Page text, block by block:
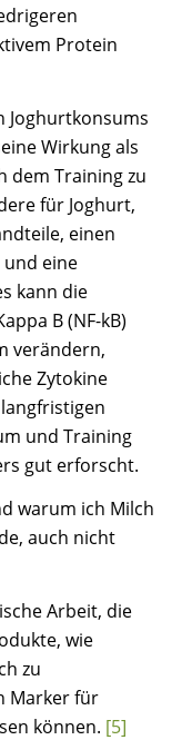
Protein
Joghurtkonsums
Wirkung als
dem Training zu
für Joghurt,
einen
eine
kann die
B (NF-kB)
verändern,
Zytokine
und Training
gut erforscht.
warum ich Milch
auch nicht
Arbeit, die
wie
zu
Marker für
können. [5]